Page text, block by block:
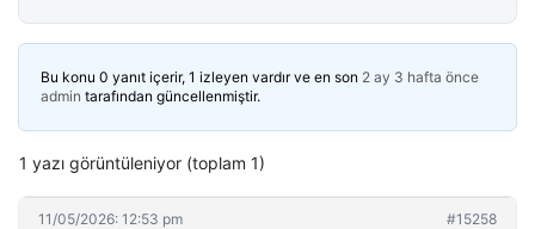
Bu konu 0 yanıt içerir, 1 izleyen vardır ve en son 2 ay 3 hafta önce
admin tarafından güncellenmiştir.
1 yazı görüntüleniyor (toplam 1)
11/05/2026: 12:53 pm #15258